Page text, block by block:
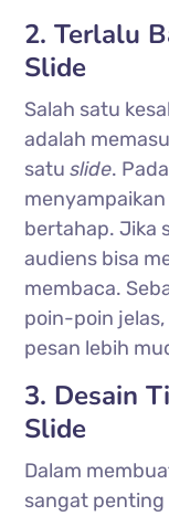
2. Terlalu
Slide
Salah satu
adalah
satuslide.
bertahap. Jika
audiens bisa
membaca.
poin-poin
pesan lebih
3. Desain
Slide
Dalam
sangat